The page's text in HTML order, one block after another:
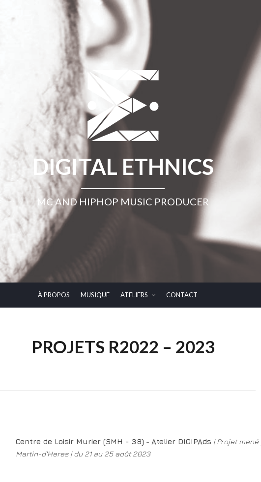
DIGITAL ETHNICS
MC AND HIPHOP MUSIC PRODUCER
À PROPOS MUSIQUE ATELIERS CONTACT
PROJETS R2022 – 2023
Centre de Loisir Murier (SMH - 38) - Atelier DIGIPAds | Projet
Martin-d'Heres | du 21 au 25 août 2023